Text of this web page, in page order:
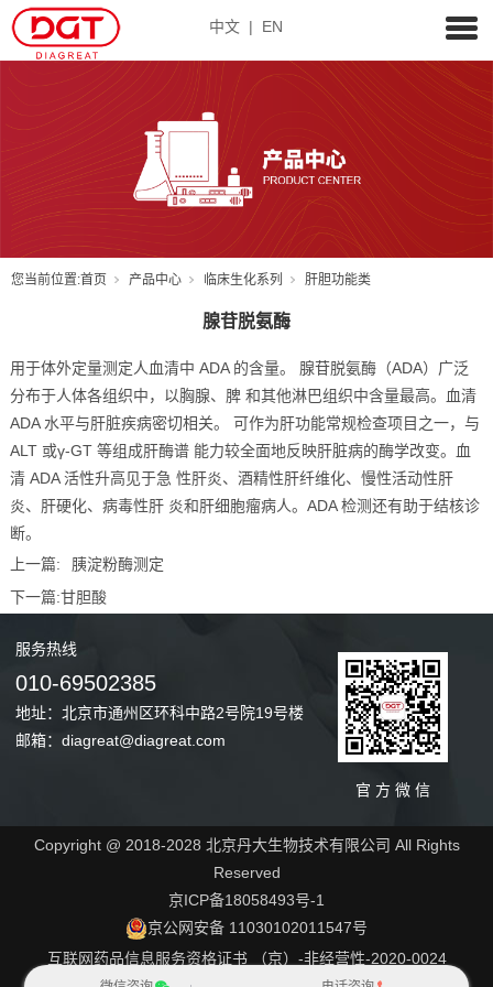
中文 | EN
您当前位置:首页 产品中心 临床生化系列 肝胆功能类
腺苷脱氨酶
用于体外定量测定人血清中 ADA 的含量。 腺苷脱氨酶（ADA）广泛
分布于人体各组织中，以胸腺、脾 和其他淋巴组织中含量最高。血清
ADA 水平与肝脏疾病密切相关。 可作为肝功能常规检查项目之一，与
ALT 或γ-GT 等组成肝酶谱 能力较全面地反映肝脏病的酶学改变。血
清 ADA 活性升高见于急 性肝炎、酒精性肝纤维化、慢性活动性肝
炎、肝硬化、病毒性肝 炎和肝细胞瘤病人。ADA 检测还有助于结核诊
断。
上一篇:
胰淀粉酶测定
下一篇:甘胆酸
服务热线
010-69502385
地址：北京市通州区环科中路2号院19号楼
邮箱：diagreat@diagreat.com
官 方 微 信
Copyright @ 2018-2028 北京丹大生物技术有限公司 All Rights
Reserved
京ICP备18058493号-1
京公网安备 11030102011547号
互联网药品信息服务资格证书 （京）-非经营性-2020-0024